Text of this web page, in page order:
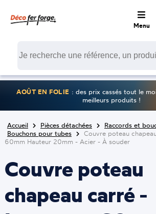
Menu
AOÛT EN FOLIE : des prix cassés tout le
meilleurs produits !
Accueil Pièces détachées
Raccords et
Bouchons pour tubes
Couvre poteau
60mm Hauteur 20mm - Acier - À souder
Couvre poteau
chapeau carré -